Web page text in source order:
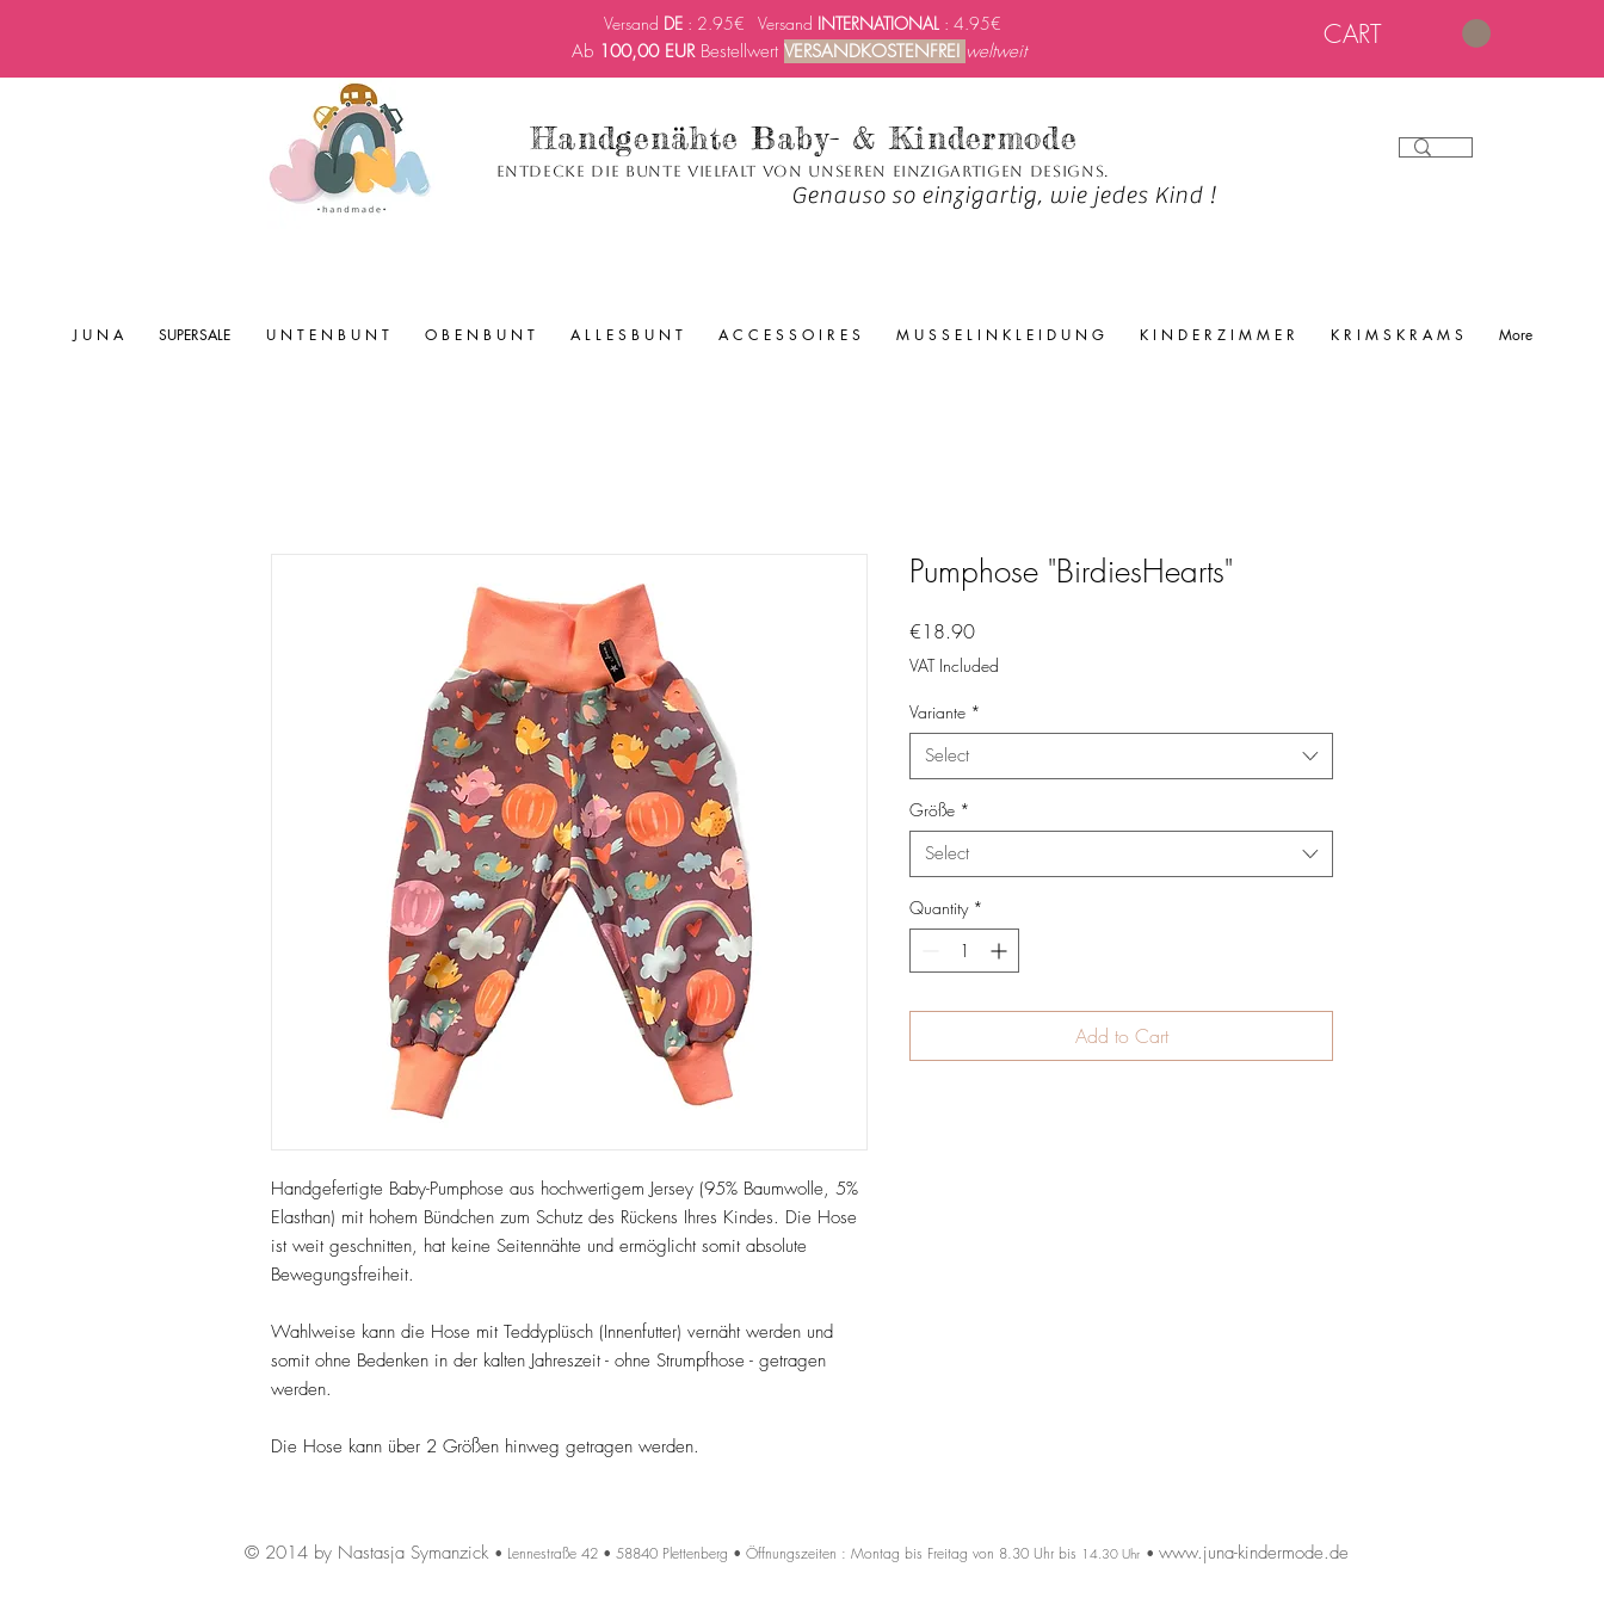
CART
Versand DE : 2.95€ Versand INTERNATIONAL : 4.95€
Ab 100,00 EURBestellwert VERSANDKOSTENFREI weltweit
Handgenähte Baby- & Kindermode
Entdecke die bunte Vielfalt von unseren einzigartigen Designs.
Genauso so einzigartig, wie jedes Kind !
J U N A SUPERSALE U N T E N B U N T O B E N B U N T A L L E S B U N T A C C E S S O I R E S M U S S E L I N K L E I D U N G K I N D E R Z I M M E R K R I M S K R A M S More
Handgefertigte Baby-Pumphose aus hochwertigem Jersey (95% Baumwolle, 5%
Elasthan) mit hohem Bündchen zum Schutz des Rückens Ihres Kindes. Die Hose
ist weit geschnitten, hat keine Seitennähte und ermöglicht somit absolute
Bewegungsfreiheit.
Wahlweise kann die Hose mit Teddyplüsch (Innenfutter) vernäht werden und
somit ohne Bedenken in der kalten Jahreszeit - ohne Strumpfhose - getragen
werden.
Die Hose kann über 2 Größen hinweg getragen werden.
Pumphose "BirdiesHearts"
€18.90Price
VAT Included
Variante *
Select
Größe *
Select
Quantity *
Add to Cart
© 2014 by Nastasja Symanzick • Lennestraße 42 • 58840 Plettenberg • Öffnungszeiten : Montag bis Freitag von 8.30 Uhr bis 14.30 Uhr • www.juna-kindermode.de